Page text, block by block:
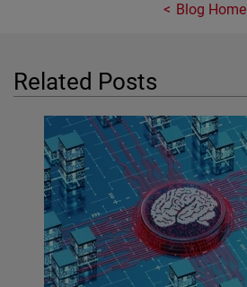
Blog Home
Related Posts